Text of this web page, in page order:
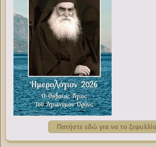
Πατήστε εδώ για να το